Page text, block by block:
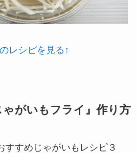
レシピを見る↑
がいもフライ』作り方
すすめじゃがいもレシピ３